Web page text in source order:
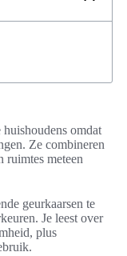
omdat
Ze combineren
ruimtes meteen
geurkaarsen te
Je leest over
plus